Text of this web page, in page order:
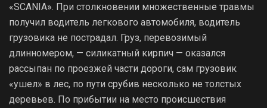
«SCANIA». При столкновении множественные травмы
получил водитель легкового автомобиля, водитель
грузовика не пострадал. Груз, перевозимый
длинномером, — силикатный кирпич — оказался
рассыпан по проезжей части дороги, сам грузовик
«ушел» в лес, по пути срубив несколько не толстых
деревьев. По прибытии на место происшествия